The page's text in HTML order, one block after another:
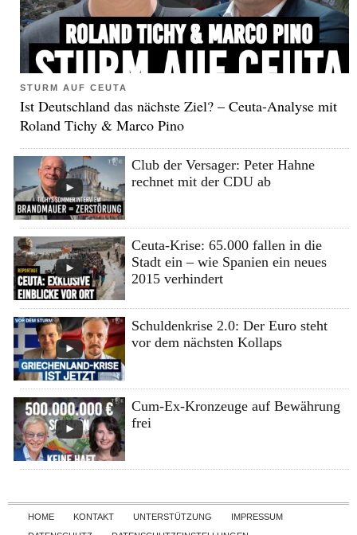
STURM AUF CEUTA
Ist Deutschland das nächste Ziel? – Ceuta-Analyse mit
Roland Tichy & Marco Pino
Club der Versager: Peter Hahne
rechnet mit der CDU ab
Ceuta-Krise: 65.000 fallen in die
Stadt ein – wie Spanien ein neues
2015 verhindert
Schuldenkrise 2.0: Der Euro steht
vor dem nächsten Kollaps
Cum-Ex-Kronzeuge auf Bewährung
frei
Skip to content
HOME KONTAKT UNTERSTÜTZUNG
IMPRESSUM